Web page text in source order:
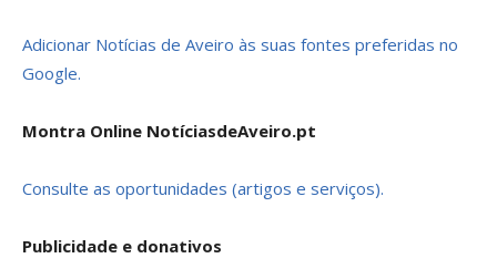
Adicionar Notícias de Aveiro às suas fontes preferidas no
Google.
Montra Online NotíciasdeAveiro.pt
Consulte as oportunidades (artigos e serviços).
Publicidade e donativos